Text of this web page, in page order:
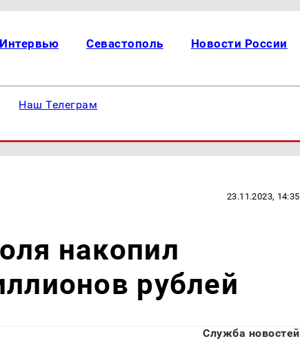
Интервью Севастополь Новости России
Наш Телеграм
23.11.2023, 14:35
накопил
рублей
Служба новостей